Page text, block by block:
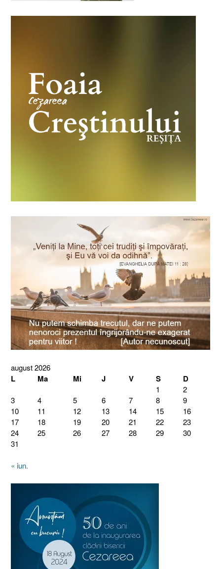
august 2026
L Ma Mi J V S D
1
2
3
4 5 6 7 8
9
10
11 12 13 14 15
16
17
18 19 20 21 22
23
24
25 26 27 28 29
30
31
« iun.